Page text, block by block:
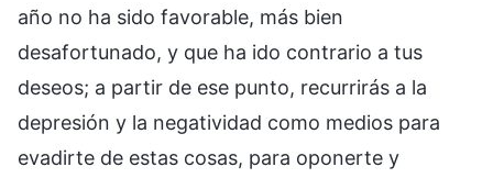
año no ha sido favorable, más bien
desafortunado, y que ha ido contrario a tus
deseos; a partir de ese punto, recurrirás a la
depresión y la negatividad como medios para
evadirte de estas cosas, para oponerte y